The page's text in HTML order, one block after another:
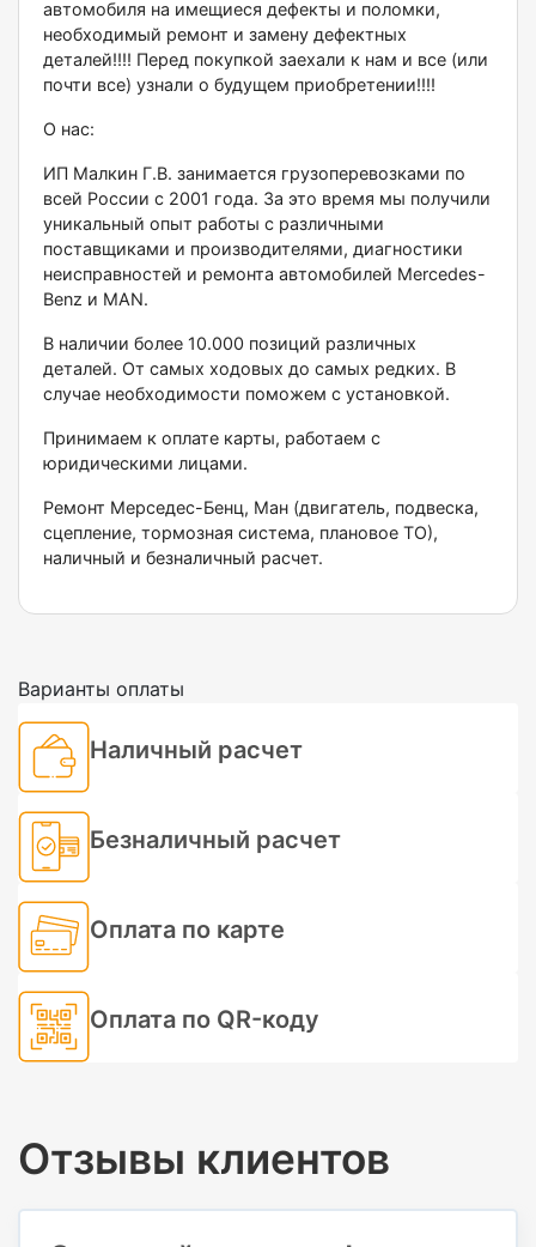
автомобиля на имещиеся дефекты и поломки,
необходимый ремонт и замену дефектных
деталей!!!! Перед покупкой заехали к нам и все (или
почти все) узнали о будущем приобретении!!!!
О нас:
ИП Малкин Г.В. занимается грузоперевозками по
всей России с 2001 года. За это время мы получили
уникальный опыт работы с различными
поставщиками и производителями, диагностики
неисправностей и ремонта автомобилей Меrсеdеs-
Веnz и МАN.
В наличии более 10.000 позиций различных
деталей. От самых ходовых до самых редких. В
случае необходимости поможем с установкой.
Принимаем к оплате карты, работаем с
юридическими лицами.
Ремонт Мерседес-Бенц, Ман (двигатель, подвеска,
сцепление, тормозная система, плановое ТО),
наличный и безналичный расчет.
Варианты оплаты
Наличный расчет
Безналичный расчет
Оплата по карте
Оплата по QR-коду
Отзывы клиентов